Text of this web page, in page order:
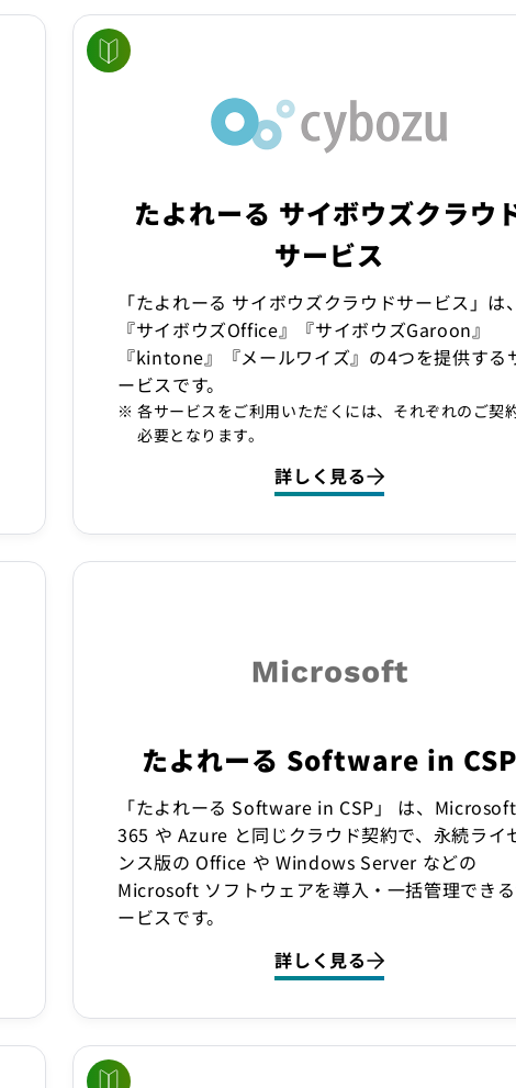
たよれーる サイボウズクラウ
サービス
「たよれーる サイボウズクラウドサービス」は、
『サイボウズOffice』『サイボウズGaroon』
『kintone』『メールワイズ』の4つを提供する
ービスです。
各サービスをご利用いただくには、それぞれのご契
必要となります。
詳しく見る
たよれーる Software in CSP
「たよれーる Software in CSP」 は、Microsoft
365 や Azure と同じクラウド契約で、永続ライ
ンス版の Office や Windows Server などの
Microsoft ソフトウェアを導入・一括管理でき
ービスです。
詳しく見る